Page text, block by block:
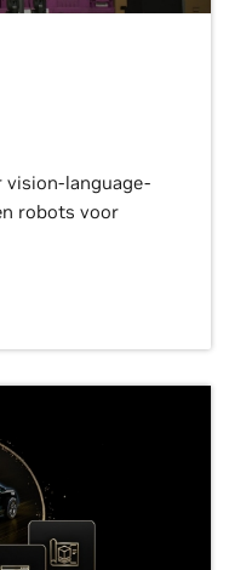
vision-language-
robots voor